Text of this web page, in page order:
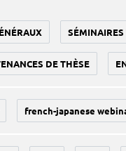
DE THÈSE
french-japanese